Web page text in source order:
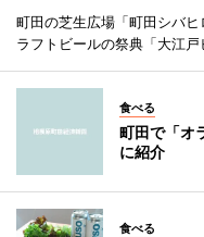
町田の芝生広場「町田シバ
ラフトビールの祭典「大江
食べる
町田で「オ
に紹介
食べる